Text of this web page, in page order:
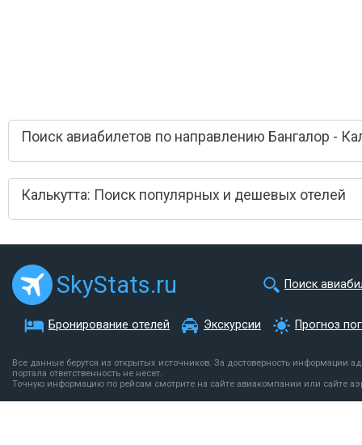
Поиск авиабилетов по направлению Бангалор -
Калькутта: Поиск популярных и дешевых отелей
SkyStats.ru Поиск
Бронирование отелей Экскурсии Прогноз
Все данные берутся из открытых источников. За достоверность информации
портала ответственность не несет.
Точную информацию по рейсам смотрите на сайте авиакомпании или сайте